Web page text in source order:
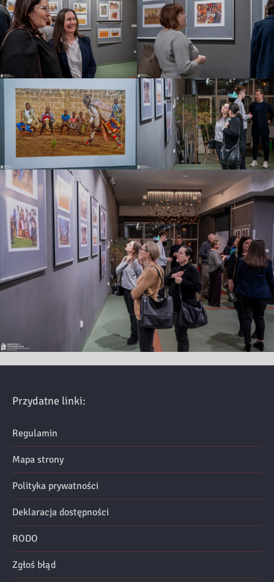
Przydatne linki:
Regulamin
Mapa strony
Polityka prywatności
Deklaracja dostępności
RODO
Zgłoś błąd